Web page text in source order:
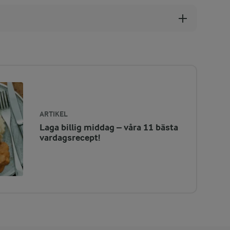
ARTIKEL
Laga billig middag – våra 11 bästa
vardagsrecept!